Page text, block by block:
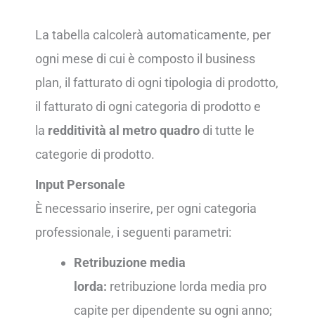
La tabella calcolerà automaticamente, per
ogni mese di cui è composto il business
plan, il fatturato di ogni tipologia di prodotto,
il fatturato di ogni categoria di prodotto e
la redditività al metro quadro di tutte le
categorie di prodotto.
Input Personale
È necessario inserire, per ogni categoria
professionale, i seguenti parametri:
Retribuzione media
lorda: retribuzione lorda media pro
capite per dipendente su ogni anno;